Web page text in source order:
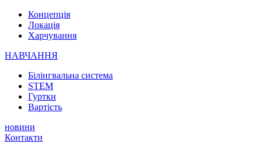
Концепція
Локація
Харчування
НАВЧАННЯ
Білінгвальна система
STEM
Гуртки
Вартість
новини
Контакти